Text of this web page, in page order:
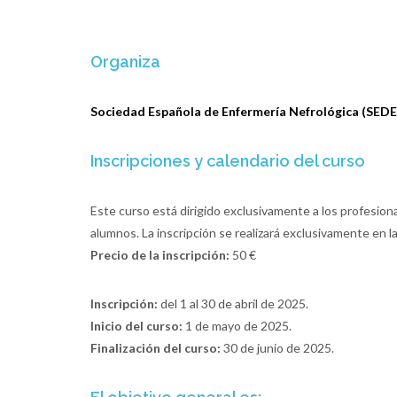
Organiza
Sociedad Española de Enfermería Nefrológica
Inscripciones y calendario del curso
Este curso está dirigido exclusivamente a los
alumnos. La inscripción se realizará exclusivamente en
Precio de la inscripción: 50 €
Inscripción: del 1 al 30 de abril de 2025.
Inicio del curso: 1 de mayo de 2025.
Finalización del curso: 30 de junio de 2025.